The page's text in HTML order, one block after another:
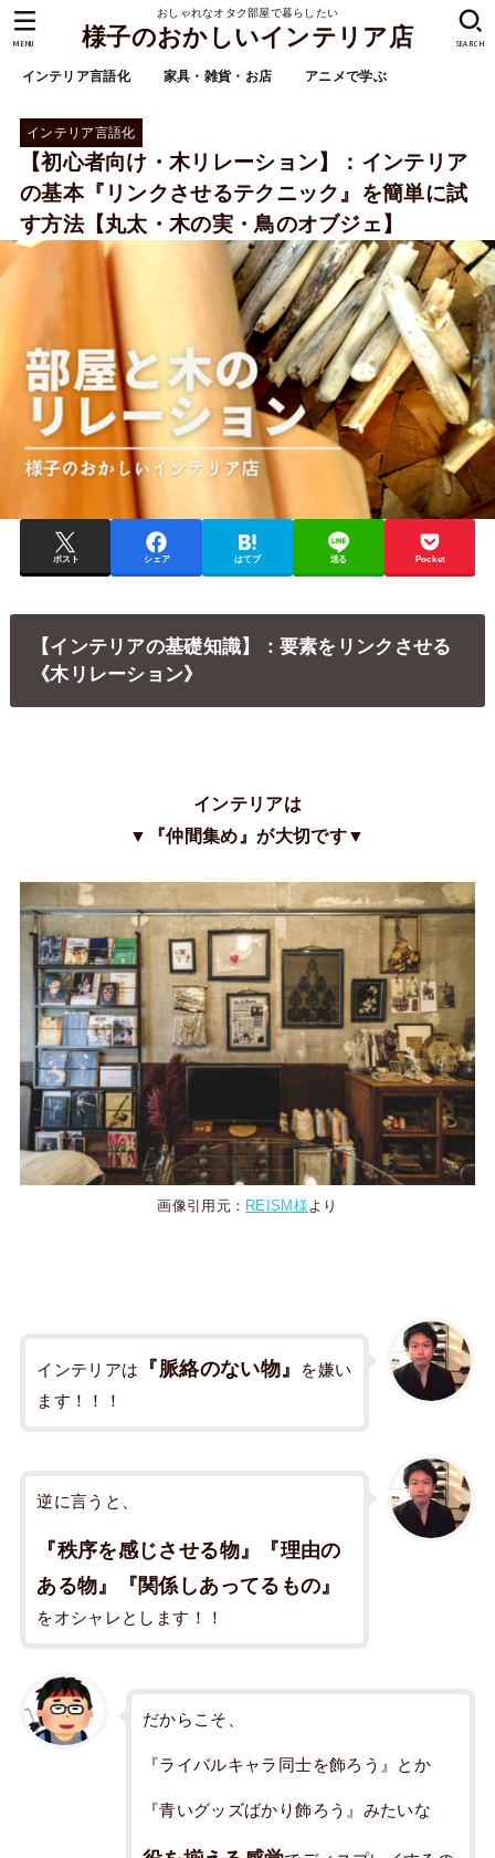
おしゃれなオタク部屋で暮らしたい
様子のおかしいインテリア店
インテリア言語化 家具・雑貨・お店 アニメで学ぶ
SEARCH
MENU
インテリア言語化
【初心者向け・木リレーション】：インテリア
の基本『リンクさせるテクニック』を簡単に試
す方法【丸太・木の実・鳥のオブジェ】
ポスト シェア はてブ 送る Pocket
【インテリアの基礎知識】：要素をリンクさせる
《木リレーション》
インテリアは
▼『仲間集め』が大切です▼
画像引用元： REISM様より
インテリアは 『脈絡のない物』
を嫌い
ます！！！
逆に言うと、
『秩序を感じさせる物』『理由の
ある物』『関係しあってるもの』
をオシャレとします！！
だからこそ、
『ライバルキャラ同士を飾ろう』とか
『青いグッズばかり飾ろう』みたいな